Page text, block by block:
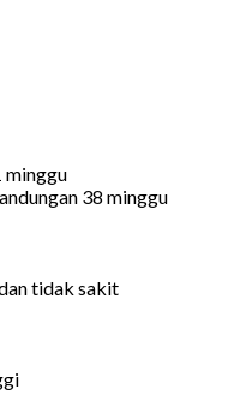
minggu
38 minggu
tidak sakit